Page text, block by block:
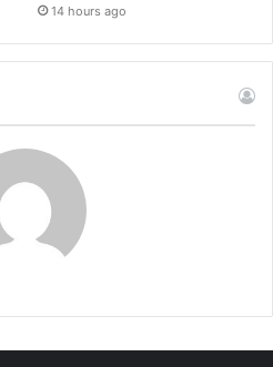
14 hours ago